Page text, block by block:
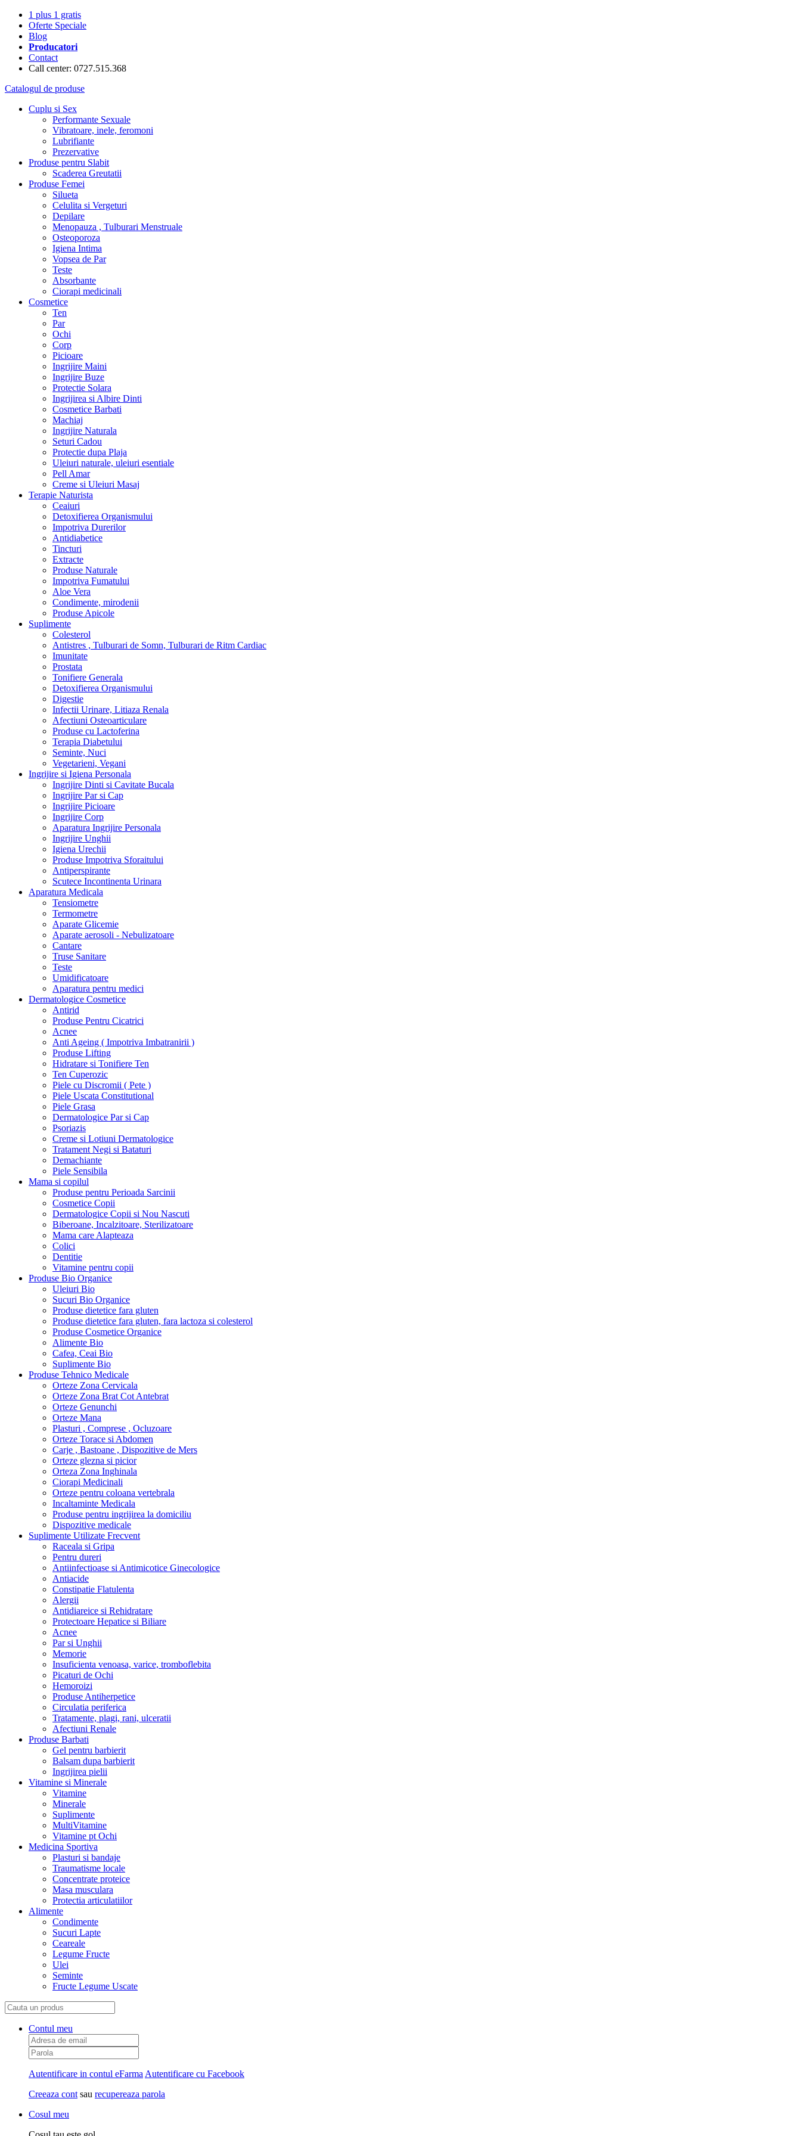
1 plus 1 gratis
Oferte Speciale
Blog
Producatori
Contact
Call center: 0727.515.368
Catalogul de produse
Cuplu si Sex
Performante Sexuale
Vibratoare, inele, feromoni
Lubrifiante
Prezervative
Produse pentru Slabit
Scaderea Greutatii
Produse Femei
Silueta
Celulita si Vergeturi
Depilare
Menopauza , Tulburari Menstruale
Osteoporoza
Igiena Intima
Vopsea de Par
Teste
Absorbante
Ciorapi medicinali
Cosmetice
Ten
Par
Ochi
Corp
Picioare
Ingrijire Maini
Ingrijire Buze
Protectie Solara
Ingrijirea si Albire Dinti
Cosmetice Barbati
Machiaj
Ingrijire Naturala
Seturi Cadou
Protectie dupa Plaja
Uleiuri naturale, uleiuri esentiale
Pell Amar
Creme si Uleiuri Masaj
Terapie Naturista
Ceaiuri
Detoxifierea Organismului
Impotriva Durerilor
Antidiabetice
Tincturi
Extracte
Produse Naturale
Impotriva Fumatului
Aloe Vera
Condimente, mirodenii
Produse Apicole
Suplimente
Colesterol
Antistres , Tulburari de Somn, Tulburari de Ritm Cardiac
Imunitate
Prostata
Tonifiere Generala
Detoxifierea Organismului
Digestie
Infectii Urinare, Litiaza Renala
Afectiuni Osteoarticulare
Produse cu Lactoferina
Terapia Diabetului
Seminte, Nuci
Vegetarieni, Vegani
Ingrijire si Igiena Personala
Ingrijire Dinti si Cavitate Bucala
Ingrijire Par si Cap
Ingrijire Picioare
Ingrijire Corp
Aparatura Ingrijire Personala
Ingrijire Unghii
Igiena Urechii
Produse Impotriva Sforaitului
Antiperspirante
Scutece Incontinenta Urinara
Aparatura Medicala
Tensiometre
Termometre
Aparate Glicemie
Aparate aerosoli - Nebulizatoare
Cantare
Truse Sanitare
Teste
Umidificatoare
Aparatura pentru medici
Dermatologice Cosmetice
Antirid
Produse Pentru Cicatrici
Acnee
Anti Ageing ( Impotriva Imbatranirii )
Produse Lifting
Hidratare si Tonifiere Ten
Ten Cuperozic
Piele cu Discromii ( Pete )
Piele Uscata Constitutional
Piele Grasa
Dermatologice Par si Cap
Psoriazis
Creme si Lotiuni Dermatologice
Tratament Negi si Bataturi
Demachiante
Piele Sensibila
Mama si copilul
Produse pentru Perioada Sarcinii
Cosmetice Copii
Dermatologice Copii si Nou Nascuti
Biberoane, Incalzitoare, Sterilizatoare
Mama care Alapteaza
Colici
Dentitie
Vitamine pentru copii
Produse Bio Organice
Uleiuri Bio
Sucuri Bio Organice
Produse dietetice fara gluten
Produse dietetice fara gluten, fara lactoza si colesterol
Produse Cosmetice Organice
Alimente Bio
Cafea, Ceai Bio
Suplimente Bio
Produse Tehnico Medicale
Orteze Zona Cervicala
Orteze Zona Brat Cot Antebrat
Orteze Genunchi
Orteze Mana
Plasturi , Comprese , Ocluzoare
Orteze Torace si Abdomen
Carje , Bastoane , Dispozitive de Mers
Orteze glezna si picior
Orteza Zona Inghinala
Ciorapi Medicinali
Orteze pentru coloana vertebrala
Incaltaminte Medicala
Produse pentru ingrijirea la domiciliu
Dispozitive medicale
Suplimente Utilizate Frecvent
Raceala si Gripa
Pentru dureri
Antiinfectioase si Antimicotice Ginecologice
Antiacide
Constipatie Flatulenta
Alergii
Antidiareice si Rehidratare
Protectoare Hepatice si Biliare
Acnee
Par si Unghii
Memorie
Insuficienta venoasa, varice, tromboflebita
Picaturi de Ochi
Hemoroizi
Produse Antiherpetice
Circulatia periferica
Tratamente, plagi, rani, ulceratii
Afectiuni Renale
Produse Barbati
Gel pentru barbierit
Balsam dupa barbierit
Ingrijirea pielii
Vitamine si Minerale
Vitamine
Minerale
Suplimente
MultiVitamine
Vitamine pt Ochi
Medicina Sportiva
Plasturi si bandaje
Traumatisme locale
Concentrate proteice
Masa musculara
Protectia articulatiilor
Alimente
Condimente
Sucuri Lapte
Ceareale
Legume Fructe
Ulei
Seminte
Fructe Legume Uscate
Contul meu
Autentificare in contul eFarma Autentificare cu Facebook
Creeaza cont sau recupereaza parola
Cosul meu